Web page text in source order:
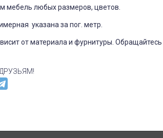
мебель любых размеров, цветов.
указана за пог. метр.
от материала и фурнитуры.